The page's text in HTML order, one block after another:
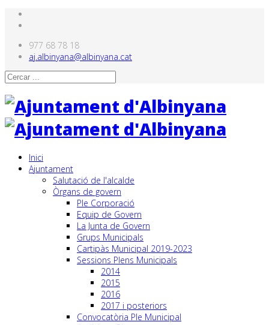
977 68 78 18
aj.albinyana@albinyana.cat
Inici
Ajuntament
Salutació de l'alcalde
Òrgans de govern
Ple Corporació
Equip de Govern
La Junta de Govern
Grups Municipals
Cartipàs Municipal 2019-2023
Sessions Plens Municipals
2014
2015
2016
2017 i posteriors
Convocatòria Ple Municipal